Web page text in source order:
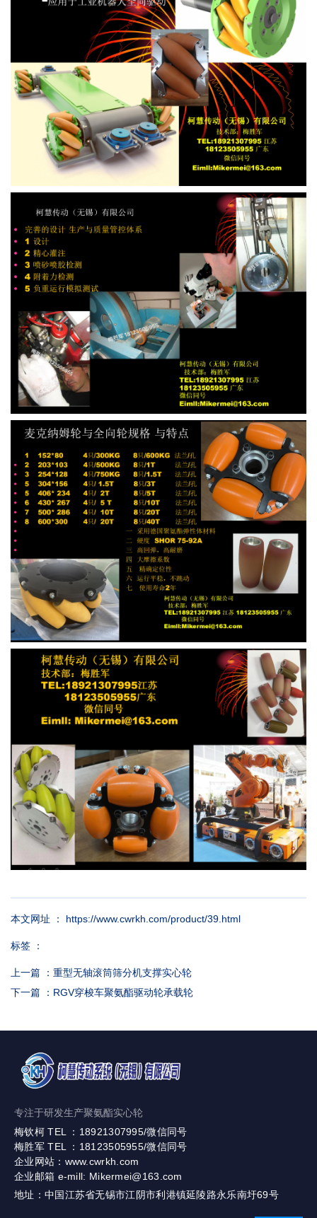
本文网址 ： https://www.cwrkh.com/product/39.html
标签 ：
上一篇 ： 重型无轴滚筒筛分机支撑实心轮
下一篇 ： RGV穿梭车聚氨酯驱动轮承载轮
专注于研发生产聚氨酯实心轮
梅钦柯 TEL ：18921307995/微信同号
梅胜军 TEL ：18123505955/微信同号
企业网站：www.cwrkh.com
企业邮箱 e-mill: Mikermei@163.com
地址：中国江苏省无锡市江阴市利港镇延陵路永乐南圩69号